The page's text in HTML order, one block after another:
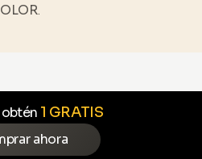
.
obtén 1 GRATIS
ahora